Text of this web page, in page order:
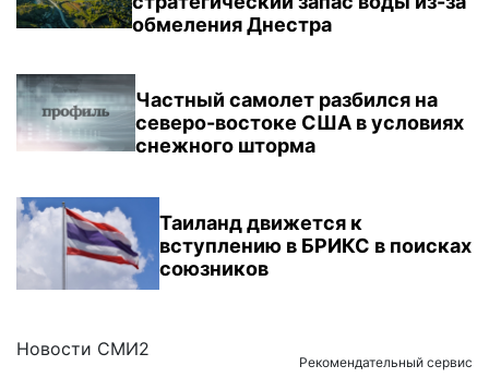
обмеления Днестра
Частный самолет разбился на
северо-востоке США в условиях
снежного шторма
Таиланд движется к
вступлению в БРИКС в поисках
союзников
Новости СМИ2
Рекомендательный сервис